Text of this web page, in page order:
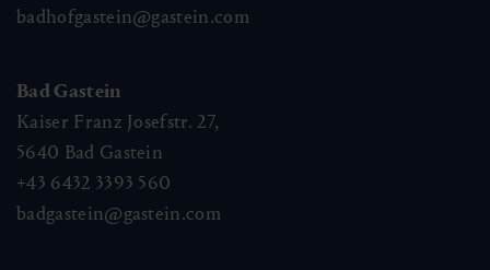
badhofgastein@gastein.com
Bad Gastein
Kaiser Franz Josefstr. 27,
5640 Bad Gastein
+43 6432 3393 560
badgastein@gastein.com